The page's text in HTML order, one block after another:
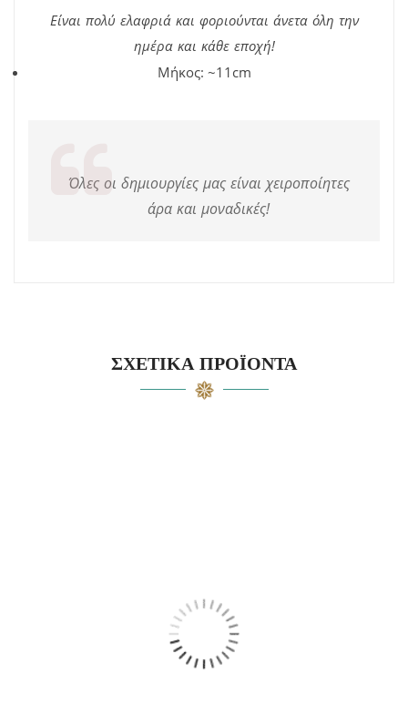
Είναι πολύ ελαφριά και φοριούνται άνετα όλη την
ημέρα και κάθε εποχή!
Μήκος: ~11cm
Όλες οι δημιουργίες μας είναι χειροποίητες
άρα και μοναδικές!
ΣΧΕΤΙΚΆ ΠΡΟΪΌΝΤΑ